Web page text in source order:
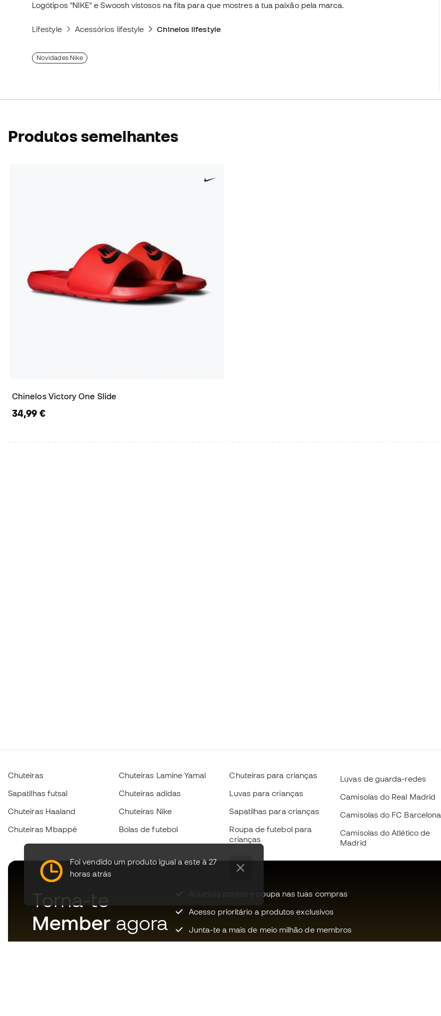
Logótipos "NIKE" e Swoosh vistosos na fita para que mostres a tua paixão pela marca.
Lifestyle Acessórios lifestyle Chinelos lifestyle
Novidades Nike
Produtos semelhantes
Chinelos Victory One Slide
34,99 €
Foi vendido um produto igual a este à 27
horas atrás
Chuteiras
Sapatilhas futsal
Chuteiras Haaland
Chuteiras Mbappé
Chuteiras Lamine Yamal
Chuteiras adidas
Chuteiras Nike
Bolas de futebol
Chuteiras para crianças
Luvas para crianças
Sapatilhas para crianças
Roupa de futebol para
crianças
Luvas de guarda-redes
Camisolas do Real Madrid
Camisolas do FC Barcelona
Camisolas do Atlético de
Madrid
Torna-te
Member agora
Acumula pontos e poupa nas tuas compras
Acesso prioritário a produtos exclusivos
Junta-te a mais de meio milhão de membros